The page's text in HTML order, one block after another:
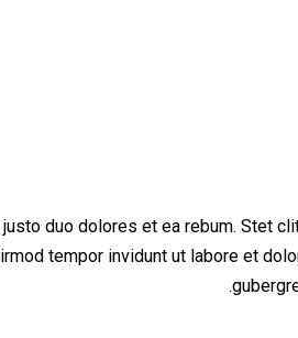
duo dolores et ea rebum. Stet
tempor invidunt ut labore et